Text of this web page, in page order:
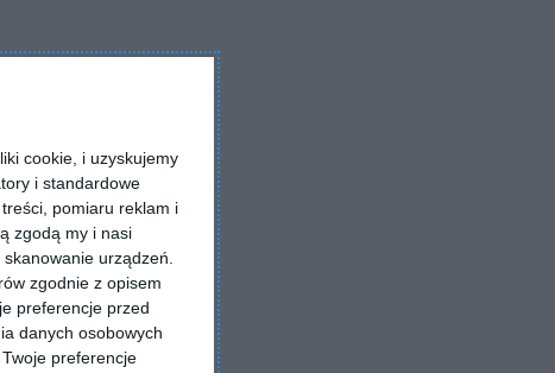
cookie, i uzyskujemy
i standardowe
pomiaru reklam i
zgodą my i nasi
urządzeń.
zgodnie z opisem
preferencje przed
danych osobowych
preferencje